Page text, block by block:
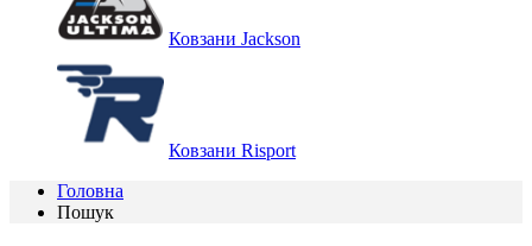
Ковзани Jackson
Ковзани Risport
Головна
Пошук